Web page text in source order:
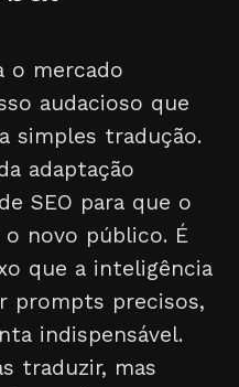
o mercado
audacioso que
simples tradução.
adaptação
SEO para que o
novo público. É
que a inteligência
prompts precisos,
indispensável.
traduzir, mas